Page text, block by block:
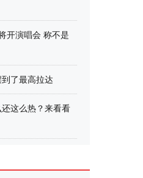
开演唱会 称不是
了最高拉达
这么热？来看看